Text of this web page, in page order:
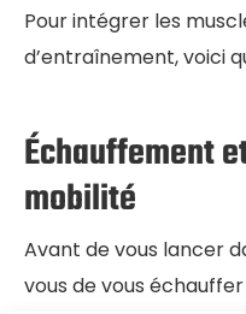
Pour intégrer les
d’entraînement, voici
Échauffement
mobilité
Avant de vous lancer
vous de vous